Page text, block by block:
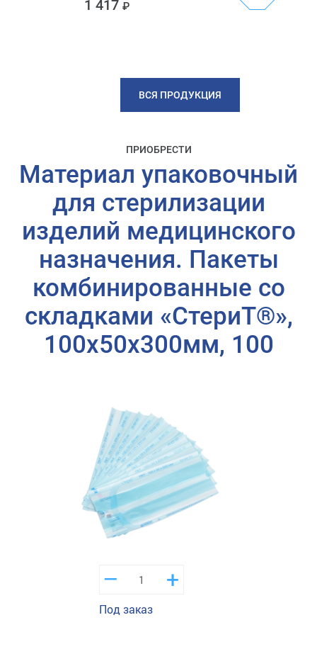
1 417
ВСЯ ПРОДУКЦИЯ
ПРИОБРЕСТИ
Материал упаковочный
для стерилизации
изделий медицинского
назначения. Пакеты
комбинированные со
складками «СтериТ®»,
100х50х300мм, 100
+
–
Под заказ